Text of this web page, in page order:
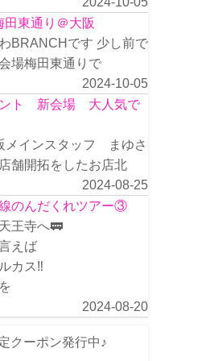
田東通り＠大阪
BRANCHです 少し前で
場梅田東通りで
2024-10-05
ント 新会場 大人気で
メインスタッフ まゆさ
舗開拓をしたお店北
2024-08-25
のんだくれツアー③
王寺へ🚃
えば
カス‼️
2024-08-20
クーポン発行中♪